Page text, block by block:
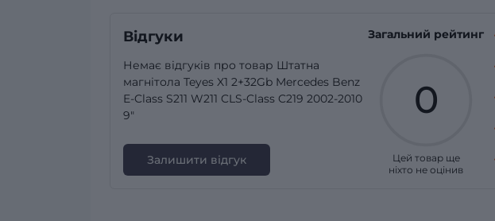
Відгуки
Немає відгуків про товар Штатна
магнітола Teyes X1 2+32Gb Mercedes Benz
E-Class S211 W211 CLS-Class C219 2002-2010
9"
Залишити відгук
Загальний рейтинг
0
Цей товар ще
ніхто не оцінив